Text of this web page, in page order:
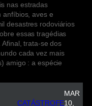
nas estradas
anfíbios, aves e
desastres rodoviários
essas tragédias
trata-se dos
cada vez mais
amigo : a espécie
CATÁSTROFE
MAR
10,